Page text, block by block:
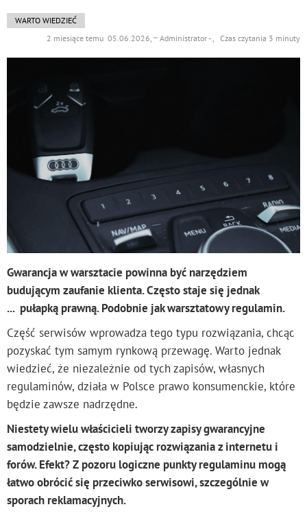
WARTO WIEDZIEĆ
2 miesiące temu 05.06.2026, ~ Administrator - , Czas czytania 3 minuty
Gwarancja w warsztacie powinna być narzędziem
budującym zaufanie klienta. Często staje się jednak
... pułapką prawną. Podobnie jak warsztatowy regulamin.
Część serwisów wprowadza tego typu rozwiązania, chcąc
pozyskać tym samym rynkową przewagę. Warto jednak
wiedzieć, że niezależnie od tych zapisów, własnych
regulaminów, działa w Polsce prawo konsumenckie, które
będzie zawsze nadrzędne.
Niestety wielu właścicieli tworzy zapisy gwarancyjne
samodzielnie, często kopiując rozwiązania z internetu i
forów. Efekt? Z pozoru logiczne punkty regulaminu mogą
łatwo obrócić się przeciwko serwisowi, szczególnie w
sporach reklamacyjnych.